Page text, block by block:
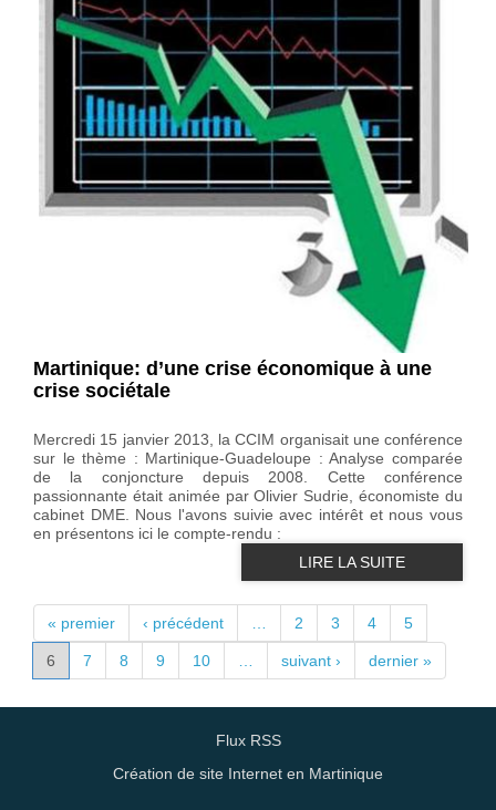
Martinique: d’une crise économique à une
crise sociétale
Mercredi 15 janvier 2013, la CCIM organisait une conférence
sur le thème : Martinique-Guadeloupe : Analyse comparée
de la conjoncture depuis 2008. Cette conférence
passionnante était animée par Olivier Sudrie, économiste du
cabinet DME. Nous l'avons suivie avec intérêt et nous vous
en présentons ici le compte-rendu :
LIRE LA SUITE
PAGES
« premier ‹ précédent 2 3 4 5
6 7 8 9 10 suivant › dernier »
Flux RSS
Création de site Internet en Martinique